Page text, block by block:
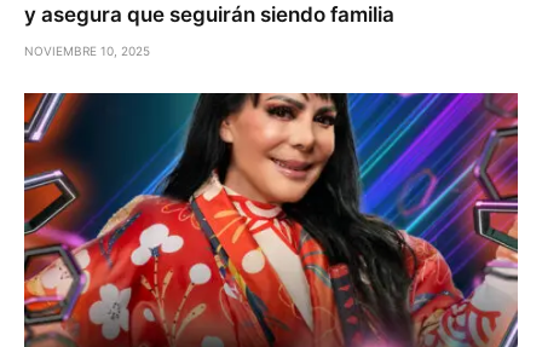
y asegura que seguirán siendo familia
NOVIEMBRE 10, 2025